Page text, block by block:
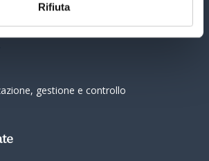
Rifiuta
gestione e controllo